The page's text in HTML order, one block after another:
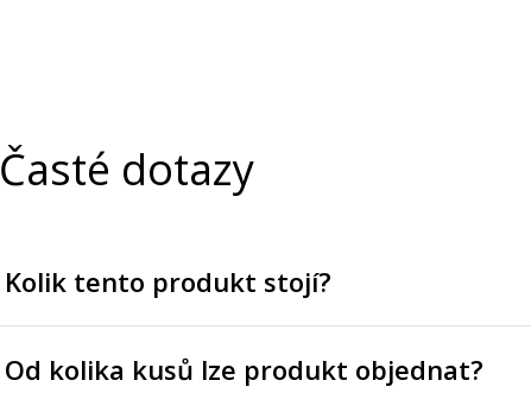
Časté dotazy
Kolik tento produkt stojí?
Od kolika kusů lze produkt objednat?